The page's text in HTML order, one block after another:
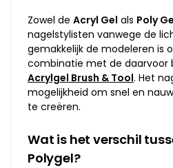
Zowel de Acryl Gel als Poly
nagelstylisten vanwege de
gemakkelijk de modeleren is
combinatie met de daarvoor
Acrylgel Brush & Tool. Het
mogelijkheid om snel en
te creëren.
Wat is het verschil
Polygel?